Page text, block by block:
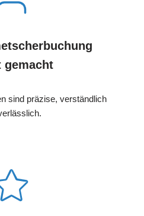
gemacht
sind präzise, verständlich